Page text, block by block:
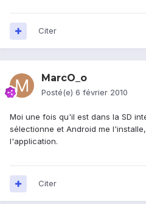
Citer
MarcO_o
Posté(e) 6 février 2010
Moi une fois qu'il est dans la SD
sélectionne et Android me
l'application.
Citer